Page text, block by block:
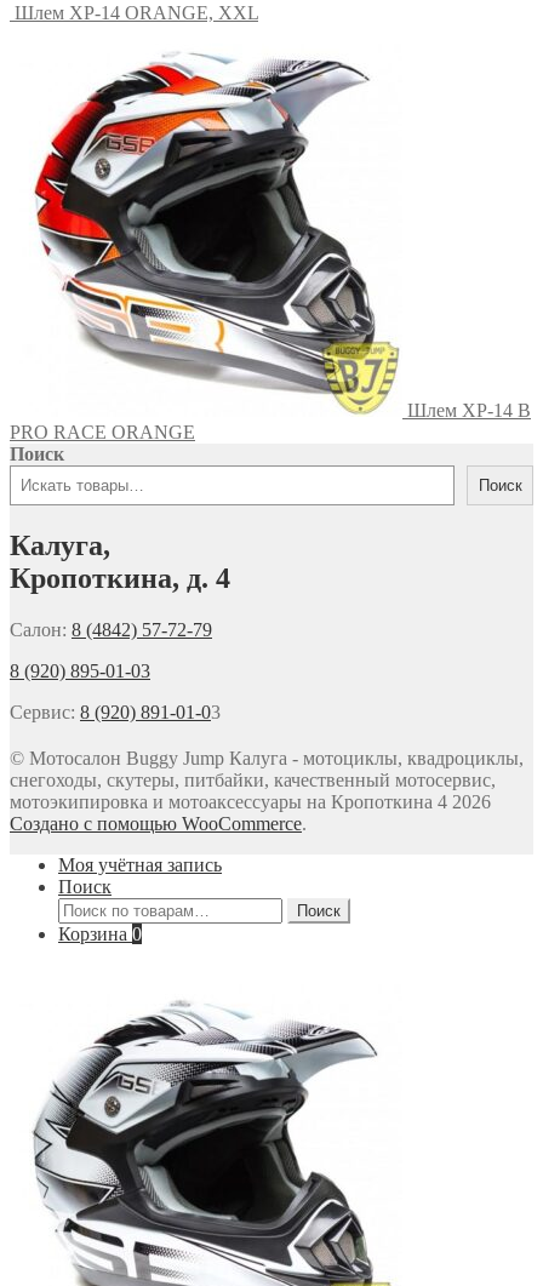
Шлем XP-14 ORANGE, XXL
Шлем XP-14 B
PRO RACE ORANGE
Поиск
Поиск
Калуга,
Кропоткина, д. 4
Салон: 8 (4842) 57-72-79
8 (920) 895-01-03
Сервис: 8 (920) 891-01-03
© Мотосалон Buggy Jump Калуга - мотоциклы, квадроциклы,
снегоходы, скутеры, питбайки, качественный мотосервис,
мотоэкипировка и мотоаксессуары на Кропоткина 4 2026
Создано с помощью WooCommerce.
Моя учётная запись
Поиск
Искать:
Поиск
Корзина 0